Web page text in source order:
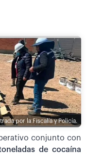
por la Fiscalía y Policía.
conjunto con
de cocaína